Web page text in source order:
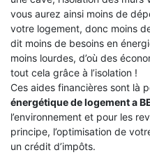
vous aurez ainsi moins de
votre logement, donc moins
dit moins de besoins en
moins lourdes, d’où des
tout cela grâce à l’isolation !
Ces aides financières sont là
énergétique de logement a
l’environnement et pour les
principe, l’optimisation de
un crédit d’impôts.